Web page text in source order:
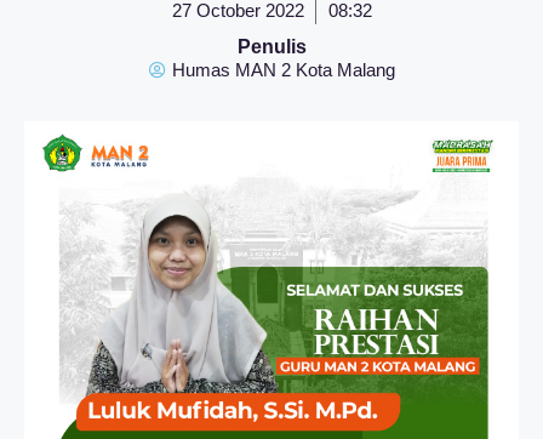
27 October 2022
08:32
Penulis
Humas MAN 2 Kota Malang